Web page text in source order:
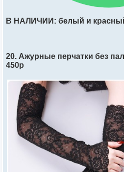
В НАЛИЧИИ: белый и
20. Ажурные перчатки без
450р